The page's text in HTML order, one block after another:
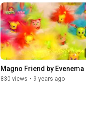
Magno Friend by Evenema
830 views • 9 years ago